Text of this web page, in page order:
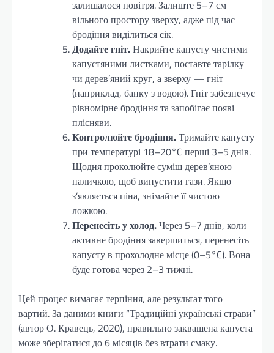
залишалося повітря. Залиште 5–7 см
вільного простору зверху, адже під час
бродіння виділиться сік.
Додайте гніт.Накрийте капусту чистими
капустяними листками, поставте тарілку
чи дерев’яний круг, а зверху — гніт
(наприклад, банку з водою). Гніт забезпечує
рівномірне бродіння та запобігає появі
плісняви.
Контролюйте бродіння.Тримайте капусту
при температурі 18–20°C перші 3–5 днів.
Щодня проколюйте суміш дерев’яною
паличкою, щоб випустити гази. Якщо
з’являється піна, знімайте її чистою
ложкою.
Перенесіть у холод.Через 5–7 днів, коли
активне бродіння завершиться, перенесіть
капусту в прохолодне місце (0–5°C). Вона
буде готова через 2–3 тижні.
Цей процес вимагає терпіння, але результат того
вартий. За даними книги “Традиційні українські страви”
(автор О. Кравець, 2020), правильно заквашена капуста
може зберігатися до 6 місяців без втрати смаку.